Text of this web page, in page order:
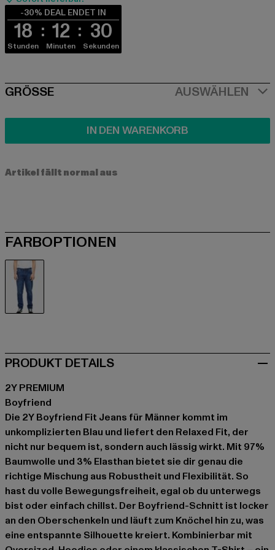
-30% DEAL ENDET IN
18
Stunden
12
Minuten
29
Sekunden
SIZE
GRÖSSE AUSWÄHLEN
IN DEN WARENKORB
Artikel fällt normal aus
FARBOPTIONEN
PRODUKT DETAILS
2Y PREMIUM
Boyfriend
Die 2Y Boyfriend Fit Jeans für Männer kommt im
unkomplizierten Blau und liefert den Relaxed Fit, der
nicht nur bequem ist, sondern auch lässig wirkt. Mit 97%
Baumwolle und 3% Elasthan bietet sie dir genau die
richtige Mischung aus Robustheit und Flexibilität. So
hast du volle Bewegungsfreiheit, egal ob du unterwegs
bist oder einfach chillst. Der Boyfriend-Schnitt ist locker
an den Oberschenkeln und läuft zum Knöchel hin zu, was
eine entspannte Silhouette kreiert. Kombinierbar mit